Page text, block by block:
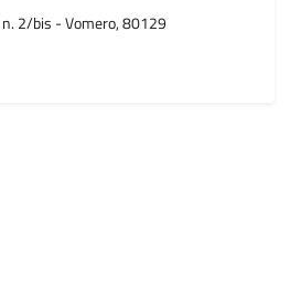
n. 2/bis - Vomero, 80129